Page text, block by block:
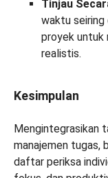
Tinjau
waktu seiring
proyek untuk
realistis.
Kesimpulan
Mengintegrasikan
manajemen tugas,
daftar periksa